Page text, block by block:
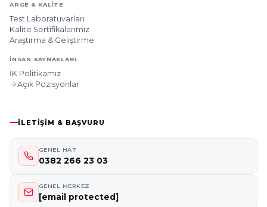
ARGE & KALITE
Test Laboratuvarları
Kalite Sertifikalarımız
Araştırma & Geliştirme
İNSAN KAYNAKLARI
İK Politikamız
Açık Pozisyonlar
İLETIŞIM & BAŞVURU
GENEL HAT
0382 266 23 03
GENEL MERKEZ
[email protected]